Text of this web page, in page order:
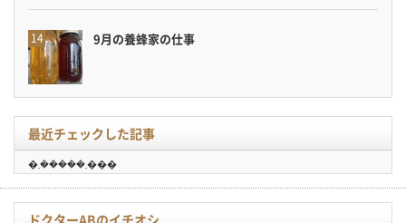
9月の養蜂家の仕事
最近チェックした記事
�܂�����܂���
ドクターABのイチオシ